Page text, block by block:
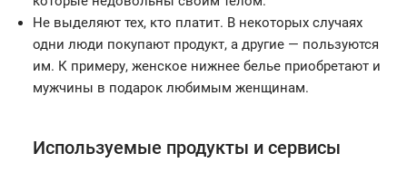
Не выделяют тех, кто платит. В некоторых случаях
одни люди покупают продукт, а другие — пользуются
им. К примеру, женское нижнее белье приобретают и
мужчины в подарок любимым женщинам.
Используемые продукты и сервисы